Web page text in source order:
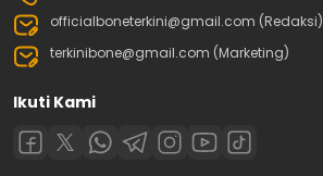
officialboneterkini@gmail.com (Redaksi)
terkinibone@gmail.com (Marketing)
Ikuti Kami